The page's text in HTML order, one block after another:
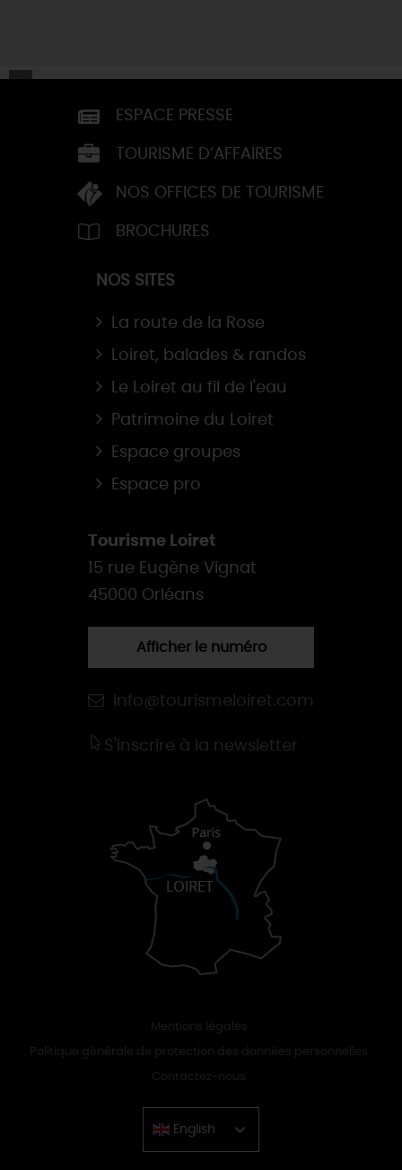
ESPACE PRESSE
TOURISME D’AFFAIRES
NOS OFFICES DE TOURISME
BROCHURES
NOS SITES
La route de la Rose
Loiret, balades & randos
Le Loiret au fil de l'eau
Patrimoine du Loiret
Espace groupes
Espace pro
Tourisme Loiret
15 rue Eugène Vignat
45000 Orléans
Afficher le numéro
info@tourismeloiret.com
S'inscrire à la newsletter
Mentions légales
Politique générale de protection des données personnelles
Contactez-nous
English
Chinese